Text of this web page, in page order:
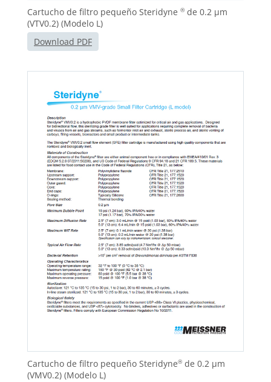
Cartucho de filtro pequeño Steridyne ® de 0.2 μm
(VTV0.2) (Modelo L)
Download PDF
Cartucho de filtro pequeño Steridyne® de 0.2 μm
(VMV0.2) (Modelo L)